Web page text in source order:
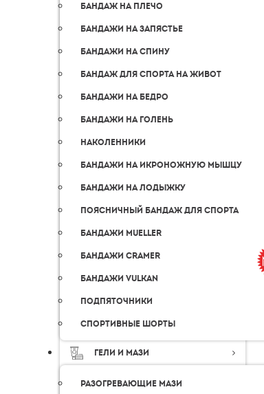
Бандаж на плечо
Бандажи на запястье
Бандажи на спину
Бандаж для спорта на живот
Бандажи на бедро
Бандажи на голень
Наколенники
Бандажи на икроножную мышцу
Бандажи на лодыжку
Поясничный бандаж для спорта
Бандажи Mueller
Бандажи Cramer
Бандажи Vulkan
Подпяточники
Спортивные шорты
Гели и мази
Разогревающие мази